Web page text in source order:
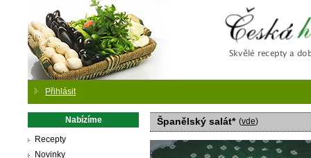
Přihlásit
Nabízíme
Recepty
Novinky
Španělský salát* (vde)